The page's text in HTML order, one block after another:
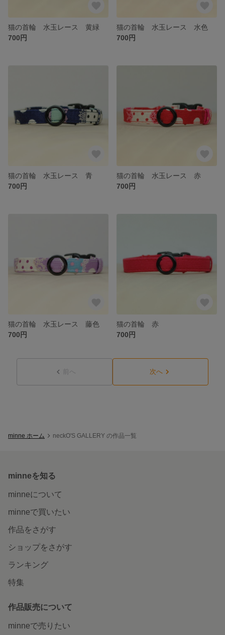
猫の首輪 水玉レース 黄緑
700円
猫の首輪 水玉レース 水色
700円
猫の首輪 水玉レース 青
700円
猫の首輪 水玉レース 赤
700円
猫の首輪 水玉レース 藤色
700円
猫の首輪 赤
700円
前へ 次へ
minne ホーム neckO'S GALLERY の作品一覧
minneを知る
minneについて
minneで買いたい
作品をさがす
ショップをさがす
ランキング
特集
作品販売について
minneで売りたい